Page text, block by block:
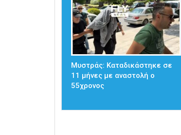
Μυστράς: Καταδικάστηκε σε
11 μήνες με αναστολή ο
55χρονος